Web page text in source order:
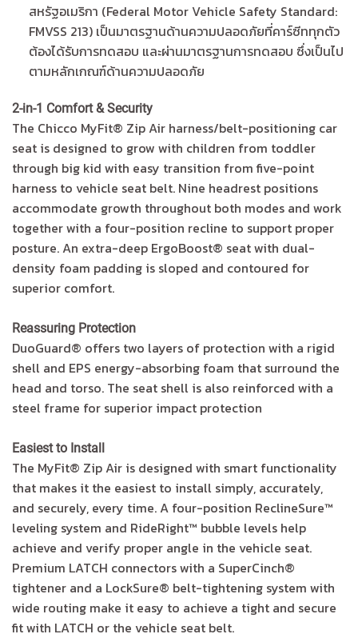
สหรัฐอเมริกา (Federal Motor Vehicle Safety Standard:
FMVSS 213) เป็นมาตรฐานด้านความปลอดภัยที่คาร์ซีททุกตัว
ต้องได้รับการทดสอบ และผ่านมาตรฐานการทดสอบ ซึ่งเป็นไป
ตามหลักเกณฑ์ด้านความปลอดภัย
2-in-1 Comfort & Security
The Chicco MyFit® Zip Air harness/belt-positioning car
seat is designed to grow with children from toddler
through big kid with easy transition from five-point
harness to vehicle seat belt. Nine headrest positions
accommodate growth throughout both modes and work
together with a four-position recline to support proper
posture. An extra-deep ErgoBoost® seat with dual-
density foam padding is sloped and contoured for
superior comfort.
Reassuring Protection
DuoGuard® offers two layers of protection with a rigid
shell and EPS energy-absorbing foam that surround the
head and torso. The seat shell is also reinforced with a
steel frame for superior impact protection
Easiest to Install
The MyFit® Zip Air is designed with smart functionality
that makes it the easiest to install simply, accurately,
and securely, every time. A four-position ReclineSure™
leveling system and RideRight™ bubble levels help
achieve and verify proper angle in the vehicle seat.
Premium LATCH connectors with a SuperCinch®
tightener and a LockSure® belt-tightening system with
wide routing make it easy to achieve a tight and secure
fit with LATCH or the vehicle seat belt.